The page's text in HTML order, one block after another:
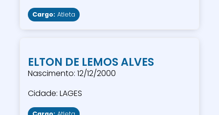
Cargo: Atleta
ELTON DE LEMOS ALVES
Nascimento: 12/12/2000
Cidade: LAGES